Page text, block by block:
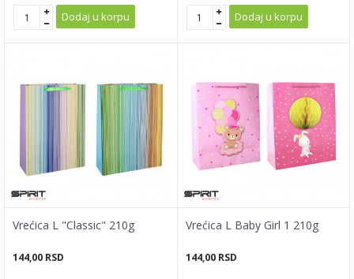
Dodaj u korpu Dodaj u korpu
Vrećica L "Classic" 210g
144,00 RSD
Vrećica L Baby Girl 1 210g
144,00 RSD